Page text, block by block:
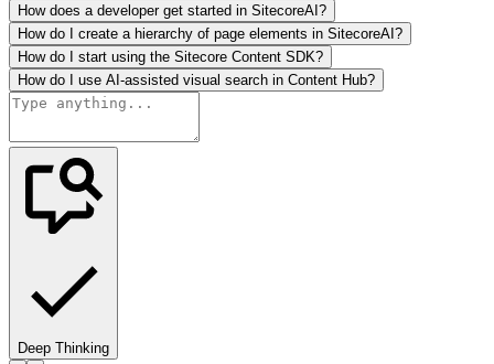
How does a developer get started in SitecoreAI?
How do I create a hierarchy of page elements in SitecoreAI?
How do I start using the Sitecore Content SDK?
How do I use AI-assisted visual search in Content Hub?
Deep Thinking